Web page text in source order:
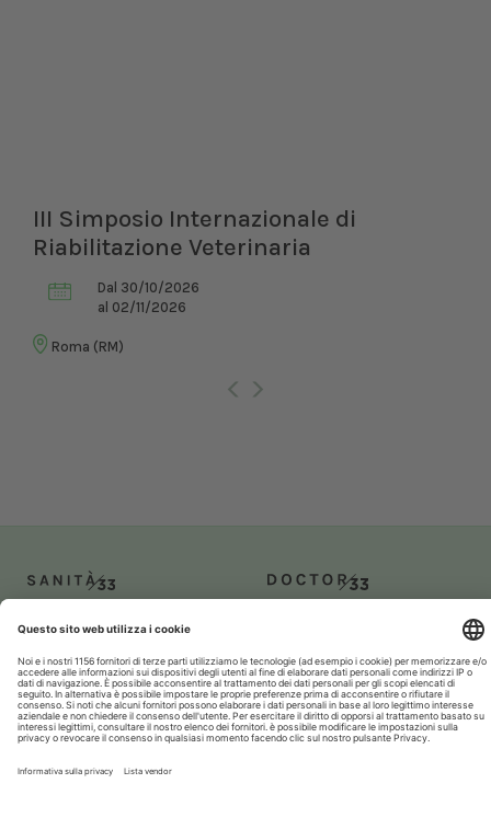
III Simposio Internazionale di
Riabilitazione Veterinaria
Dal 30/10/2026
al 02/11/2026
Roma (RM)